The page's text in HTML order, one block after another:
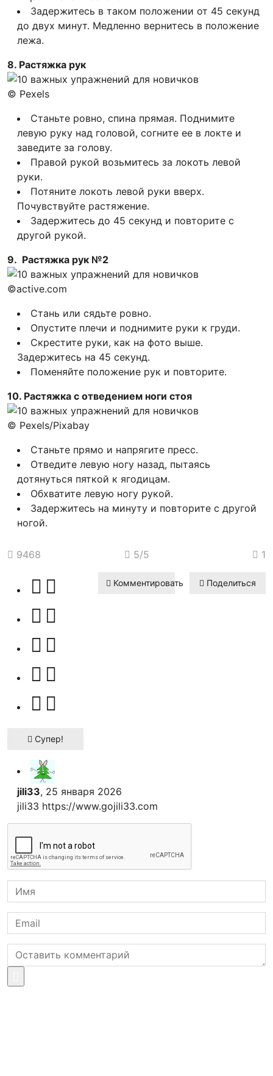
Задержитесь в таком положении от 45 секунд
до двух минут. Медленно вернитесь в положение
лежа.
8. Растяжка рук
© Pexels
Станьте ровно, спина прямая. Поднимите
левую руку над головой, согните ее в локте и
заведите за голову.
Правой рукой возьмитесь за локоть левой
руки.
Потяните локоть левой руки вверх.
Почувствуйте растяжение.
Задержитесь до 45 секунд и повторите с
другой рукой.
9. Растяжка рук №2
©active.com
Стань или сядьте ровно.
Опустите плечи и поднимите руки к груди.
Скрестите руки, как на фото выше.
Задержитесь на 45 секунд.
Поменяйте положение рук и повторите.
10. Растяжка с отведением ноги стоя
© Pexels/Pixabay
Станьте прямо и напрягите пресс.
Отведите левую ногу назад, пытаясь
дотянуться пяткой к ягодицам.
Обхватите левую ногу рукой.
Задержитесь на минуту и повторите с другой
ногой.
9468 5/5 1
Супер!
Комментировать Поделиться
jili33, 25 января 2026
jili33 https://www.gojili33.com